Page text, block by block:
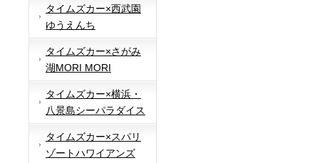
タイムズカー×西武園
ゆうえんち
タイムズカー×さがみ
湖MORI MORI
タイムズカー×横浜・
八景島シーパラダイス
タイムズカー×スパリ
ゾートハワイアンズ